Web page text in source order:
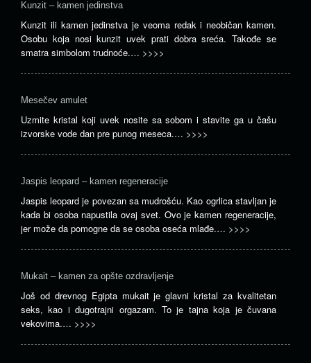
Kunzit – kamen jedinstva
Kunzit ili kamen jedinstva je veoma redak i neobičan kamen.
Osobu koja nosi kunzit uvek prati dobra sreća. Takođe se
smatra simbolom trudnoće.… >>>>
Mesečev amulet
Uzmite kristal koji uvek nosite sa sobom i stavite ga u čašu
izvorske vode dan pre punog meseca.… >>>>
Jaspis leopard – kamen regeneracije
Jaspis leopard je povezan sa mudrošću. Kao ogrlica stavljan je
kada bi osoba napustila ovaj svet. Ovo je kamen regeneracije,
jer može da pomogne da se osoba oseća mlađe.… >>>>
Mukait – kamen za opšte ozdravljenje
Još od drevnog Egipta mukait je glavni kristal za kvalitetan
seks, kao i dugotrajni orgazam. To je tajna koja je čuvana
vekovima.… >>>>